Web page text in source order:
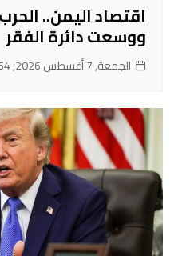
اقتصاد اليمن..
ووسعت دائرة الفقر
الجمعة, 7 أغسطس 2026, 19:54